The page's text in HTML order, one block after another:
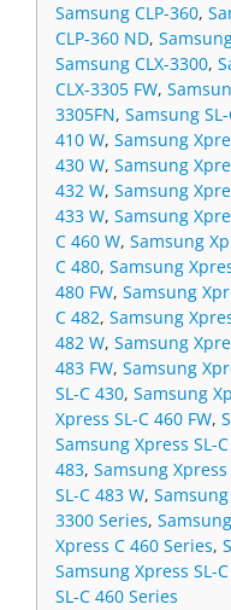
Samsung CLP-360,
CLP-360 ND,
Samsung CLX-3300,
CLX-3305 FW,
3305FN,Samsung
410 W,Samsung
430 W,Samsung
432 W,Samsung
433 W,Samsung
C 460 W,Samsung
C 480,Samsung
480 FW,Samsung
C 482,Samsung
482 W,Samsung
483 FW,Samsung
SL-C 430,Samsung
Xpress SL-C 460 FW,
Samsung Xpress SL-
483,Samsung Xpress
SL-C 483 W,Samsung
3300 Series,
Xpress C 460 Series,
Samsung Xpress SL-
SL-C 460 Series